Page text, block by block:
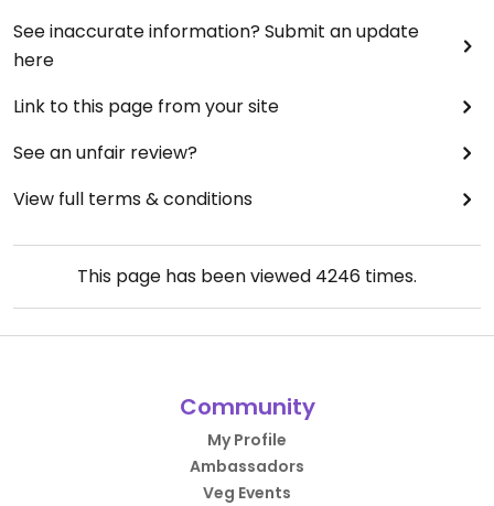
See inaccurate information? Submit an update
here
Link to this page from your site
See an unfair review?
View full terms & conditions
This page has been viewed 4246 times.
Community
My Profile
Ambassadors
Veg Events